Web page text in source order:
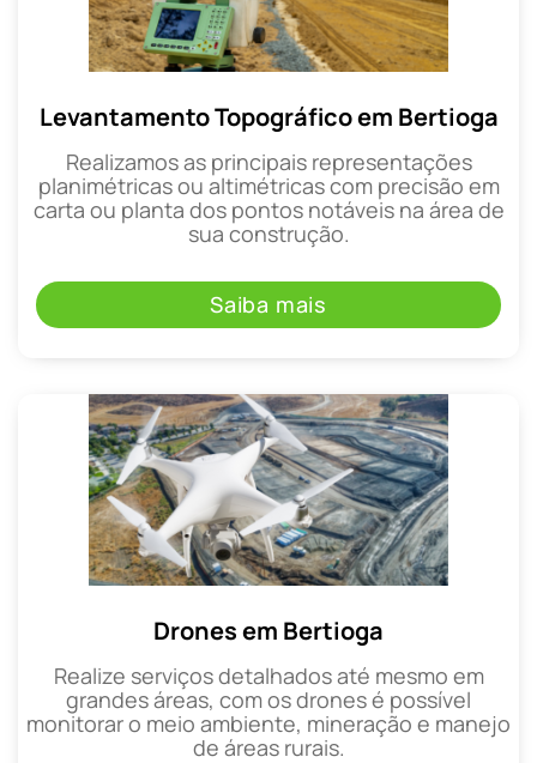
Levantamento Topográfico em Bertioga
Realizamos as principais representações
planimétricas ou altimétricas com precisão em
carta ou planta dos pontos notáveis na área de
sua construção.
Saiba mais
Drones em Bertioga
Realize serviços detalhados até mesmo em
grandes áreas, com os drones é possível
monitorar o meio ambiente, mineração e manejo
de áreas rurais.